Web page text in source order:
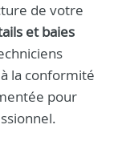
de votre
et baies
la conformité
pour